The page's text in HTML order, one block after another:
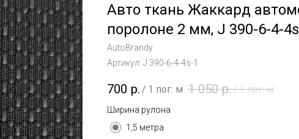
Авто ткань Жаккард
поролоне 2 мм, J 390-6-4-4s
AutoBrandy
Артикул: J 390-6-4-4s-1
700 р. / 1 пог. м 1 050 р./1 пог. м
Ширина рулона
1,5 метра